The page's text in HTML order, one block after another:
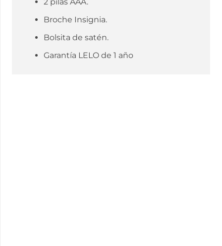
Broche Insignia.
Bolsita de satén.
Garantía LELO de 1 año